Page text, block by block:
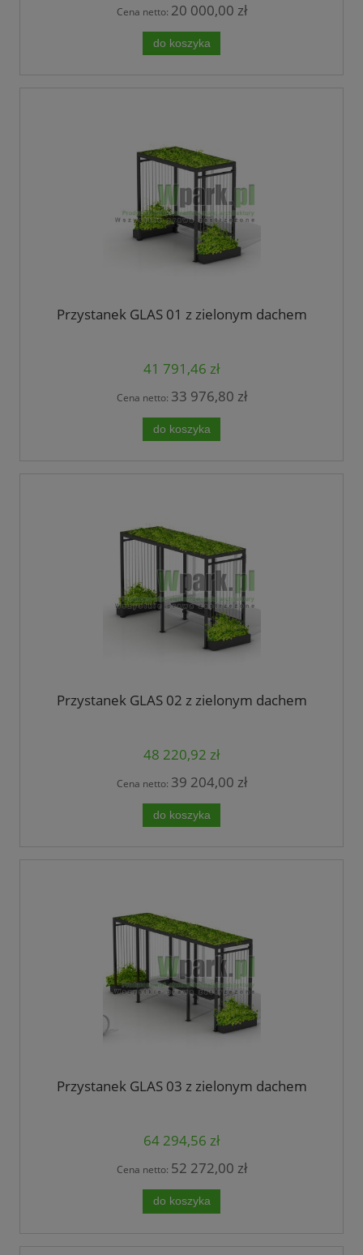
Cena netto: 20 000,00 zł
do koszyka
Przystanek GLAS 01 z zielonym dachem
41 791,46 zł
Cena netto: 33 976,80 zł
do koszyka
Przystanek GLAS 02 z zielonym dachem
48 220,92 zł
Cena netto: 39 204,00 zł
do koszyka
Przystanek GLAS 03 z zielonym dachem
64 294,56 zł
Cena netto: 52 272,00 zł
do koszyka